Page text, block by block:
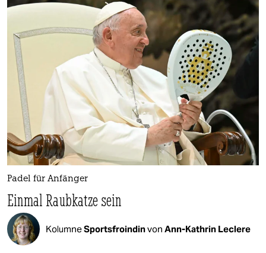
Padel für Anfänger
Einmal Raubkatze sein
KolumneSportsfroindinvon Ann-Kathrin Leclere